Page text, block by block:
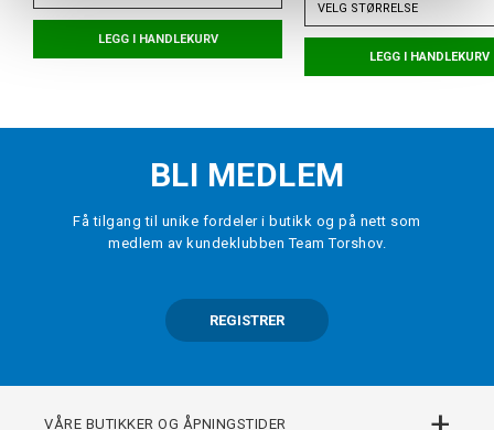
LEGG I HANDLEKURV
VELG STØRRELSE
LEGG I HANDLEKURV
BLI MEDLEM
Få tilgang til unike fordeler i butikk og på nett som
medlem av kundeklubben Team Torshov.
REGISTRER
VÅRE BUTIKKER OG ÅPNINGSTIDER